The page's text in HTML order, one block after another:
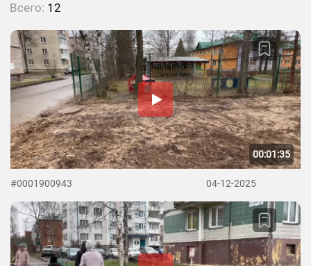
Всего: 12
00:01:35
#0001900943 04-12-2025